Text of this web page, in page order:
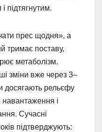
підтягнутим.
прес щодня», а
тримає поставу,
метаболізм.
зміни вже через 3–
досягають рельєфу
навантаження і
Сучасні
підтверджують: